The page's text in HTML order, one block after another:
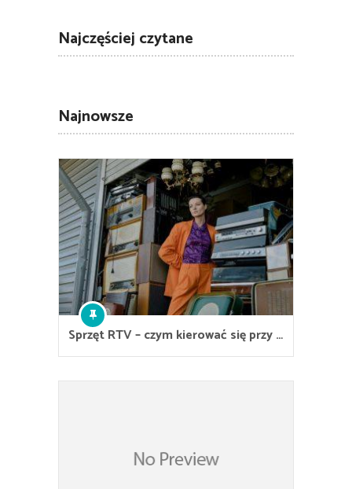
Najczęściej czytane
Najnowsze
Sprzęt RTV – czym kierować się przy …